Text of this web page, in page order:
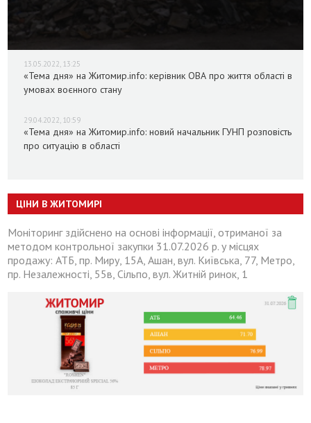
13.05.2022, 13:25
«Тема дня» на Житомир.info: керівник ОВА про життя області в
умовах воєнного стану
29.04.2022, 10:59
«Тема дня» на Житомир.info: новий начальник ГУНП розповість
про ситуацію в області
ЦІНИ В ЖИТОМИРІ
Моніторинг здійснено на основі інформації, отриманої за
методом контрольної закупки 31.07.2026 р. у місцях
продажу: АТБ, пр. Миру, 15А, Ашан, вул. Київська, 77, Метро,
пр. Незалежності, 55в, Сільпо, вул. Житній ринок, 1